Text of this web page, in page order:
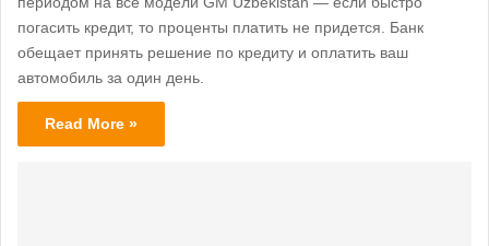
погасить кредит, то проценты платить не придется. Банк
обещает принять решение по кредиту и оплатить ваш
автомобиль за один день.
Read More »